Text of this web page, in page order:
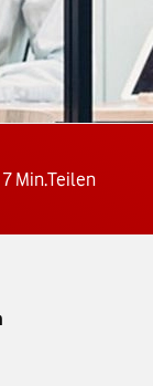
7Min.Teilen